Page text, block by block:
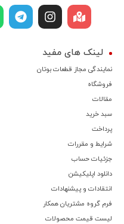
لینک های مفید
نمایندگی مجاز قطعات بوتان
فروشگاه
مقالات
سبد خرید
پرداخت
شرایط و مقررات
جزئیات حساب
دانلود اپلیکیشن
انتقادات و پیشنهادات
فرم گروه مشتریان همکار
لیست قیمت محصولات